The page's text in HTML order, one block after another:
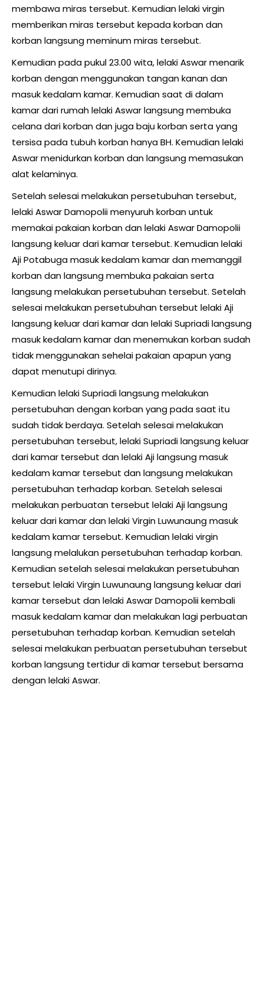
membawa miras tersebut. Kemudian lelaki virgin
memberikan miras tersebut kepada korban dan
korban langsung meminum miras tersebut.
Kemudian pada pukul 23.00 wita, lelaki Aswar menarik
korban dengan menggunakan tangan kanan dan
masuk kedalam kamar. Kemudian saat di dalam
kamar dari rumah lelaki Aswar langsung membuka
celana dari korban dan juga baju korban serta yang
tersisa pada tubuh korban hanya BH. Kemudian lelaki
Aswar menidurkan korban dan langsung memasukan
alat kelaminya.
Setelah selesai melakukan persetubuhan tersebut,
lelaki Aswar Damopolii menyuruh korban untuk
memakai pakaian korban dan lelaki Aswar Damopolii
langsung keluar dari kamar tersebut. Kemudian lelaki
Aji Potabuga masuk kedalam kamar dan memanggil
korban dan langsung membuka pakaian serta
langsung melakukan persetubuhan tersebut. Setelah
selesai melakukan persetubuhan tersebut lelaki Aji
langsung keluar dari kamar dan lelaki Supriadi langsung
masuk kedalam kamar dan menemukan korban sudah
tidak menggunakan sehelai pakaian apapun yang
dapat menutupi dirinya.
Kemudian lelaki Supriadi langsung melakukan
persetubuhan dengan korban yang pada saat itu
sudah tidak berdaya. Setelah selesai melakukan
persetubuhan tersebut, lelaki Supriadi langsung keluar
dari kamar tersebut dan lelaki Aji langsung masuk
kedalam kamar tersebut dan langsung melakukan
persetubuhan terhadap korban. Setelah selesai
melakukan perbuatan tersebut lelaki Aji langsung
keluar dari kamar dan lelaki Virgin Luwunaung masuk
kedalam kamar tersebut. Kemudian lelaki virgin
langsung melalukan persetubuhan terhadap korban.
Kemudian setelah selesai melakukan persetubuhan
tersebut lelaki Virgin Luwunaung langsung keluar dari
kamar tersebut dan lelaki Aswar Damopolii kembali
masuk kedalam kamar dan melakukan lagi perbuatan
persetubuhan terhadap korban. Kemudian setelah
selesai melakukan perbuatan persetubuhan tersebut
korban langsung tertidur di kamar tersebut bersama
dengan lelaki Aswar.